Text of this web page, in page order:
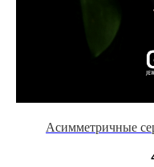
Асимметричные